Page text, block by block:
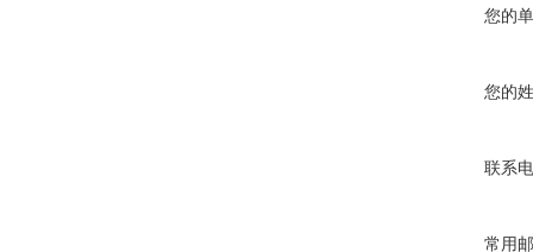
您的
您的
联系
常用